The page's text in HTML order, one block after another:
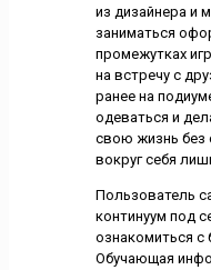
из дизайнера и
заниматься
промежутках
на встречу с
ранее на
одеваться и
свою жизнь без
вокруг себя
Пользователь
континуум под
ознакомиться с
Обучающая